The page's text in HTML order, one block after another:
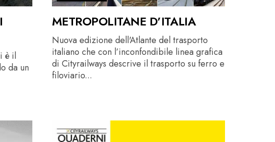
è il
da un
METROPOLITANE D’ITALIA
Nuova edizione dell'Atlante del trasporto
italiano che con l’inconfondibile linea grafica
di Cityrailways descrive il trasporto su ferro e
filoviario...